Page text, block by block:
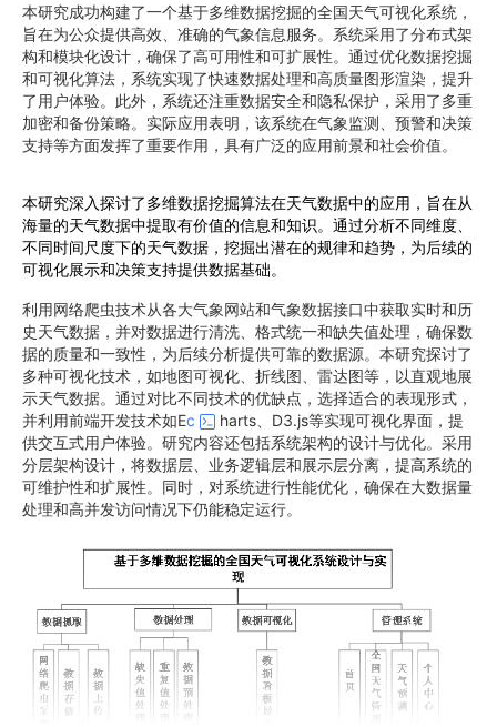
本研究成功构建了一个基于多维数据挖掘的全国天气可视化系统，
旨在为公众提供高效、准确的气象信息服务。系统采用了分布式架
构和模块化设计，确保了高可用性和可扩展性。通过优化数据挖掘
和可视化算法，系统实现了快速数据处理和高质量图形渲染，提升
了用户体验。此外，系统还注重数据安全和隐私保护，采用了多重
加密和备份策略。实际应用表明，该系统在气象监测、预警和决策
支持等方面发挥了重要作用，具有广泛的应用前景和社会价值。
本研究深入探讨了多维数据挖掘算法在天气数据中的应用，旨在从
海量的天气数据中提取有价值的信息和知识。通过分析不同维度、
不同时间尺度下的天气数据，挖掘出潜在的规律和趋势，为后续的
可视化展示和决策支持提供数据基础。
利用网络爬虫技术从各大气象网站和气象数据接口中获取实时和历
史天气数据，并对数据进行清洗、格式统一和缺失值处理，确保数
据的质量和一致性，为后续分析提供可靠的数据源。本研究探讨了
多种可视化技术，如地图可视化、折线图、雷达图等，以直观地展
示天气数据。通过对比不同技术的优缺点，选择适合的表现形式，
并利用前端开发技术如Ec
harts、D3.js等实现可视化界面，提
供交互式用户体验。研究内容还包括系统架构的设计与优化。采用
分层架构设计，将数据层、业务逻辑层和展示层分离，提高系统的
可维护性和扩展性。同时，对系统进行性能优化，确保在大数据量
处理和高并发访问情况下仍能稳定运行。